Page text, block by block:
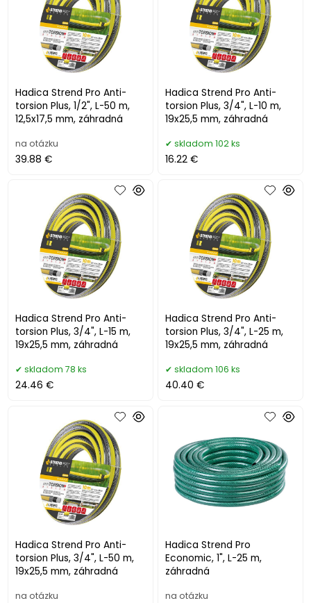
Hadica Strend Pro Anti-
torsion Plus, 1/2", L-50 m,
12,5x17,5 mm, záhradná
na otázku
39.88 €
Hadica Strend Pro Anti-
torsion Plus, 3/4", L-10 m,
19x25,5 mm, záhradná
skladom 102 ks
16.22 €
Hadica Strend Pro Anti-
torsion Plus, 3/4", L-15 m,
19x25,5 mm, záhradná
skladom 78 ks
24.46 €
Hadica Strend Pro Anti-
torsion Plus, 3/4", L-25 m,
19x25,5 mm, záhradná
skladom 106 ks
40.40 €
Hadica Strend Pro Anti-
torsion Plus, 3/4", L-50 m,
19x25,5 mm, záhradná
na otázku
Hadica Strend Pro
Economic, 1", L-25 m,
záhradná
na otázku